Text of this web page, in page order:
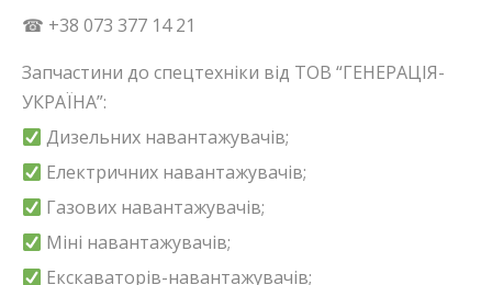
☎ +38 073 377 14 21
Запчастини до спецтехніки від ТОВ “ГЕНЕРАЦІЯ-
УКРАЇНА”:
Дизельних навантажувачів;
Електричних навантажувачів;
Газових навантажувачів;
Міні навантажувачів;
Екскаваторів-навантажувачів;